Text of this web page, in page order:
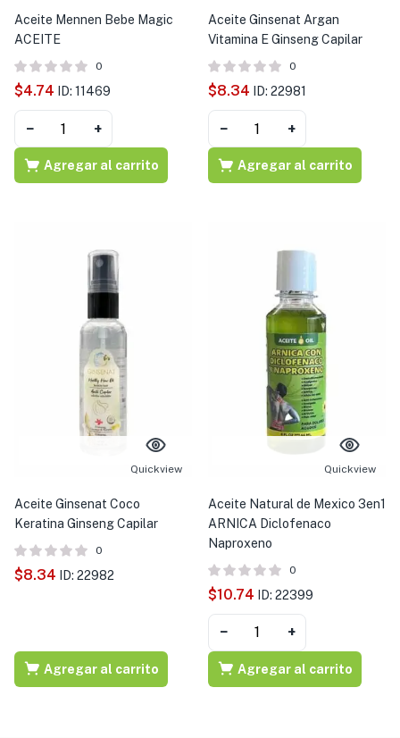
Aceite Mennen Bebe Magic
ACEITE
0
$4.74 ID: 11469
− +
Agregar al carrito
Aceite Ginsenat Argan
Vitamina E Ginseng Capilar
0
$8.34 ID: 22981
− +
Agregar al carrito
Quickview
Aceite Ginsenat Coco
Keratina Ginseng Capilar
0
$8.34 ID: 22982
Agregar al carrito
Quickview
Aceite Natural de Mexico 3en1
ARNICA Diclofenaco
Naproxeno
0
$10.74 ID: 22399
− +
Agregar al carrito